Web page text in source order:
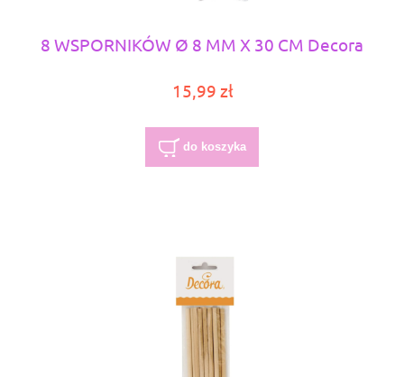
8 WSPORNIKÓW Ø 8 MM X 30 CM Decora
15,99 zł
do koszyka